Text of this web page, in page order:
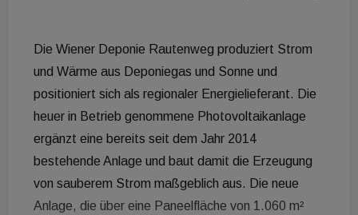
Die Wiener Deponie Rautenweg produziert Strom
und Wärme aus Deponiegas und Sonne und
positioniert sich als regionaler Energielieferant. Die
heuer in Betrieb genommene Photovoltaikanlage
ergänzt eine bereits seit dem Jahr 2014
bestehende Anlage und baut damit die Erzeugung
von sauberem Strom maßgeblich aus. Die neue
Anlage, die über eine Paneelfläche von 1.060 m²